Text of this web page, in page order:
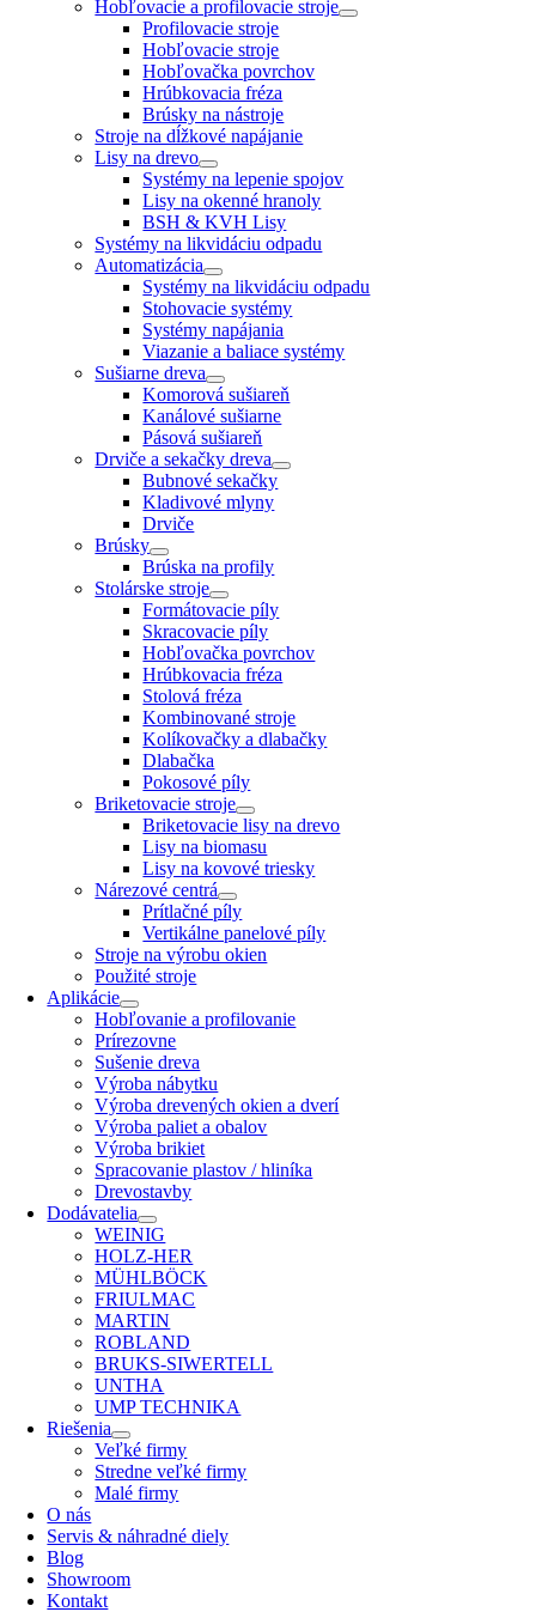
Hobľovacie a profilovacie stroje
Profilovacie stroje
Hobľovacie stroje
Hobľovačka povrchov
Hrúbkovacia fréza
Brúsky na nástroje
Stroje na dĺžkové napájanie
Lisy na drevo
Systémy na lepenie spojov
Lisy na okenné hranoly
BSH & KVH Lisy
Systémy na likvidáciu odpadu
Automatizácia
Systémy na likvidáciu odpadu
Stohovacie systémy
Systémy napájania
Viazanie a baliace systémy
Sušiarne dreva
Komorová sušiareň
Kanálové sušiarne
Pásová sušiareň
Drviče a sekačky dreva
Bubnové sekačky
Kladivové mlyny
Drviče
Brúsky
Brúska na profily
Stolárske stroje
Formátovacie píly
Skracovacie píly
Hobľovačka povrchov
Hrúbkovacia fréza
Stolová fréza
Kombinované stroje
Kolíkovačky a dlabačky
Dlabačka
Pokosové píly
Briketovacie stroje
Briketovacie lisy na drevo
Lisy na biomasu
Lisy na kovové triesky
Nárezové centrá
Prítlačné píly
Vertikálne panelové píly
Stroje na výrobu okien
Použité stroje
Aplikácie
Hobľovanie a profilovanie
Prírezovne
Sušenie dreva
Výroba nábytku
Výroba drevených okien a dverí
Výroba paliet a obalov
Výroba brikiet
Spracovanie plastov / hliníka
Drevostavby
Dodávatelia
WEINIG
HOLZ-HER
MÜHLBÖCK
FRIULMAC
MARTIN
ROBLAND
BRUKS-SIWERTELL
UNTHA
UMP TECHNIKA
Riešenia
Veľké firmy
Stredne veľké firmy
Malé firmy
O nás
Servis & náhradné diely
Blog
Showroom
Kontakt